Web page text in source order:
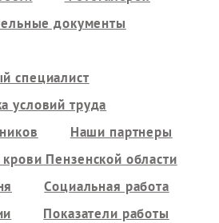
документы
специалист
условий труда
Наши партнеры
Пензенской области
Социальная работа
Показатели работы